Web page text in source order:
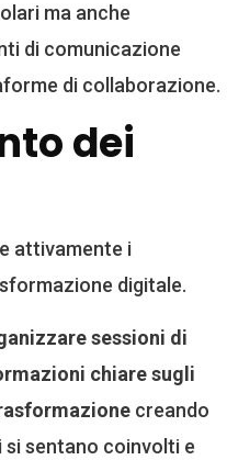
ma anche
di comunicazione
di collaborazione.
dei
attivamente i
digitale.
sessioni di
chiare sugli
creando
si sentano coinvolti e